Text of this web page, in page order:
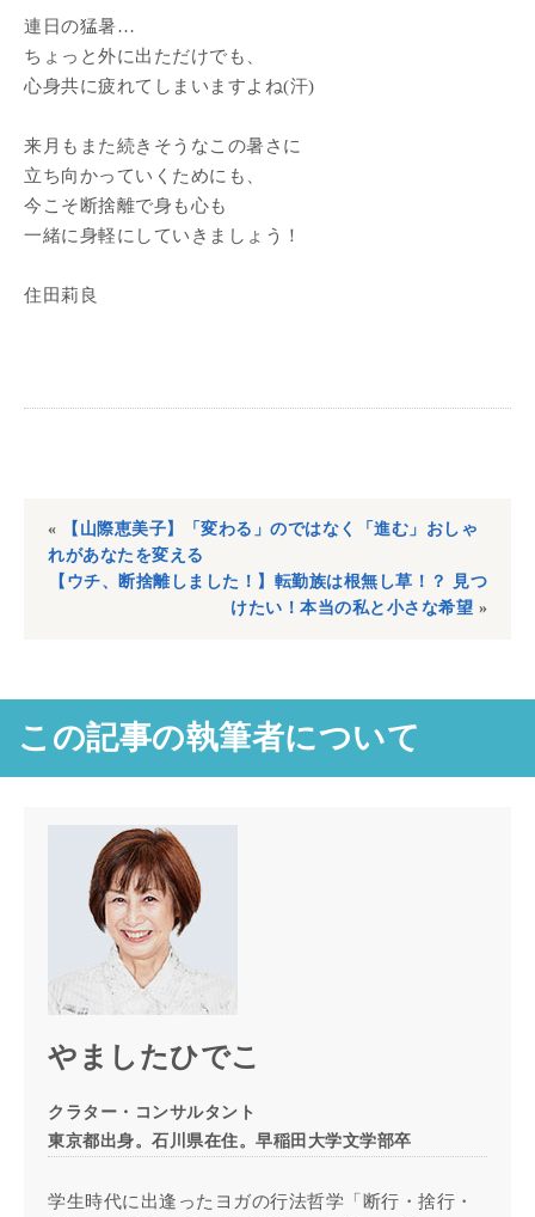
連日の猛暑…
ちょっと外に出ただけでも、
心身共に疲れてしまいますよね(汗)
来月もまた続きそうなこの暑さに
立ち向かっていくためにも、
今こそ断捨離で身も心も
一緒に身軽にしていきましょう！
住田莉良
«
【山際恵美子】「変わる」のではなく「進む」おしゃ
れがあなたを変える
【ウチ、断捨離しました！】転勤族は根無し草！？ 見つ
けたい！本当の私と小さな希望 »
この記事の執筆者について
やましたひでこ
クラター・コンサルタント
東京都出身。石川県在住。早稲田大学文学部卒
学生時代に出逢ったヨガの行法哲学「断行・捨行・